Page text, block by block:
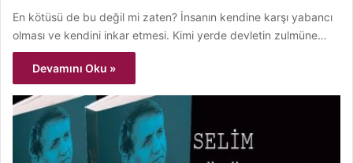
En kötüsü de bu değil mi zaten? İnsanın kendine karşı yabancı
olması ve kendini inkar etmesi. Kimi yerde devletin zulmüne…
Devamını Oku »